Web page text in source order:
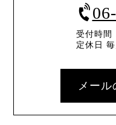
受付時間
定休日
メール